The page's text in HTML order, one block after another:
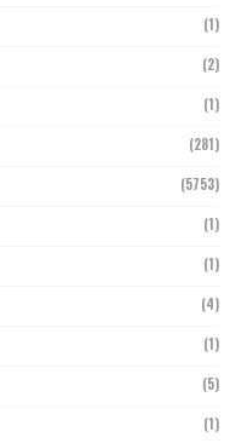
(1)
(2)
(1)
(281)
(5753)
(1)
(1)
(4)
(1)
(5)
(1)